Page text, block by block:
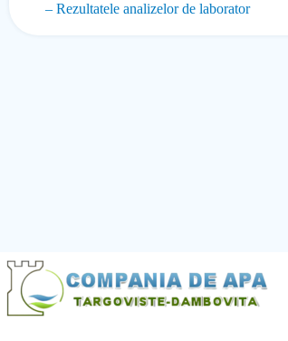
– Rezultatele analizelor de laborator